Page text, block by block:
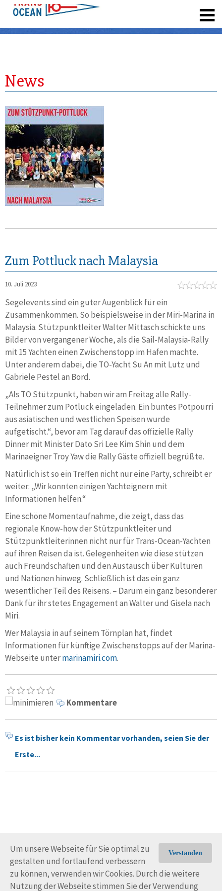
Verstanden
Um unsere Webseite für Sie optimal zu
gestalten und fortlaufend verbessern
zu können, verwenden wir Cookies. Durch die weitere
Nutzung der Webseite stimmen Sie der Verwendung
News
Zum Pottluck nach Malaysia
10. Juli 2023
Segelevents sind ein guter Augenblick für ein
Zusammenkommen. So beispielsweise in der Miri-Marina in
Malaysia. Stützpunktleiter Walter Mittasch schickte uns
Bilder von vergangener Woche, als die Sail-Malaysia-Rally
mit 15 Yachten einen Zwischenstopp im Hafen machte.
Unter anderem dabei, die TO-Yacht Su An mit Lutz und
Gabriele Pestel an Bord.
„Als TO Stützpunkt, haben wir am Freitag alle Rally-
Teilnehmer zum Potluck eingeladen. Ein buntes Potpourri
aus asiatischen und westlichen Speisen wurde
aufgetischt.“, bevor am Tag darauf das offizielle Rally
Dinner mit Minister Dato Sri Lee Kim Shin und dem
Marinaeigner Troy Yaw die Rally Gäste offiziell begrüßte.
Natürlich ist so ein Treffen nicht nur eine Party, schreibt er
weiter: „Wir konnten einigen Yachteignern mit
Informationen helfen.“
Eine schöne Momentaufnahme, die zeigt, dass das
regionale Know-how der Stützpunktleiter und
Stützpunktleiterinnen nicht nur für Trans-Ocean-Yachten
auf ihren Reisen da ist. Gelegenheiten wie diese stützen
auch Freundschaften und den Austausch über Kulturen
und Nationen hinweg. Schließlich ist das ein ganz
wesentlicher Teil des Reisens. – Darum ein ganz besonderer
Dank für ihr stetes Engagement an Walter und Gisela nach
Miri.
Wer Malaysia in auf seinem Törnplan hat, findet
Informationen für künftige Zwischenstopps auf der Marina-
Webseite untermarinamiri.com.
Kommentare
Es ist bisher kein Kommentar vorhanden, seien Sie der
Erste...
© Trans-Ocean e.V. 2010-2026 Impressum
Nutzungsbedingungen
Rechtliche Hinweise